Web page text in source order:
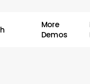
More
Demos